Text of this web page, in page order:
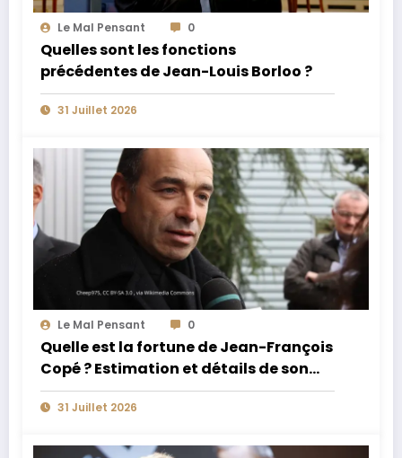
Le Mal Pensant 0
Quelles sont les fonctions
précédentes de Jean-Louis Borloo ?
31 Juillet 2026
Le Mal Pensant 0
Quelle est la fortune de Jean-François
Copé ? Estimation et détails de son
patrimoine
31 Juillet 2026